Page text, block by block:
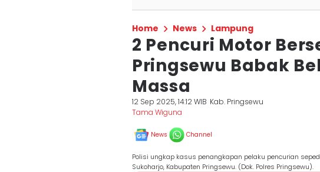
Home News Lampung
2 Pencuri Motor
Pringsewu Babak
Massa
12 Sep 2025, 14:12 WIB Kab. Pringsewu
Tama Wiguna
News Channel
Polisi ungkap kasus penangkapan pelaku pencurian
Sukoharjo, Kabupaten Pringsewu. (Dok. Polres Pringsewu).